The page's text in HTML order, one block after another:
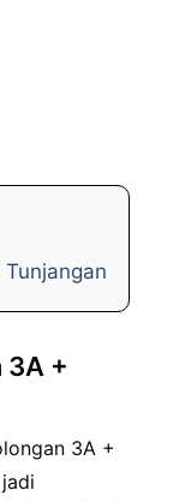
3A +
3A +